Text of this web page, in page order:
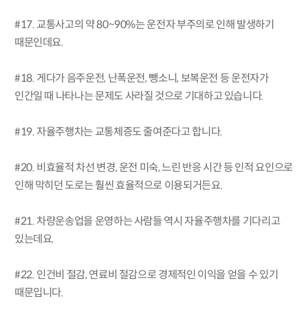
#17. 교통사고의 약 80~90%는 운전자 부주의로 인해 발생하기
때문인데요.
#18. 게다가 음주운전, 난폭운전, 뺑소니, 보복운전 등 운전자가
인간일 때 나타나는 문제도 사라질 것으로 기대하고 있습니다.
#19. 자율주행차는 교통체증도 줄여준다고 합니다.
#20. 비효율적 차선 변경, 운전 미숙, 느린 반응 시간 등 인적 요인으로
인해 막히던 도로는 훨씬 효율적으로 이용되거든요.
#21. 차량운송업을 운영하는 사람들 역시 자율주행차를 기다리고
있는데요.
#22. 인건비 절감, 연료비 절감으로 경제적인 이익을 얻을 수 있기
때문입니다.